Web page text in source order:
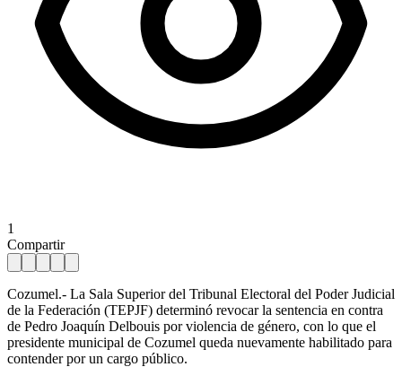
1
Compartir
Cozumel.- La Sala Superior del Tribunal Electoral del Poder Judicial
de la Federación (TEPJF) determinó revocar la sentencia en contra
de Pedro Joaquín Delbouis por violencia de género, con lo que el
presidente municipal de Cozumel queda nuevamente habilitado para
contender por un cargo público.